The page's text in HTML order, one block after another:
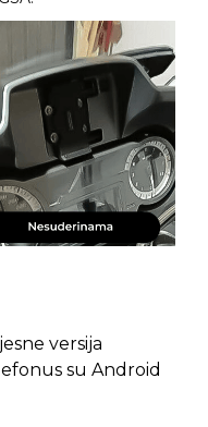
versija
su Android